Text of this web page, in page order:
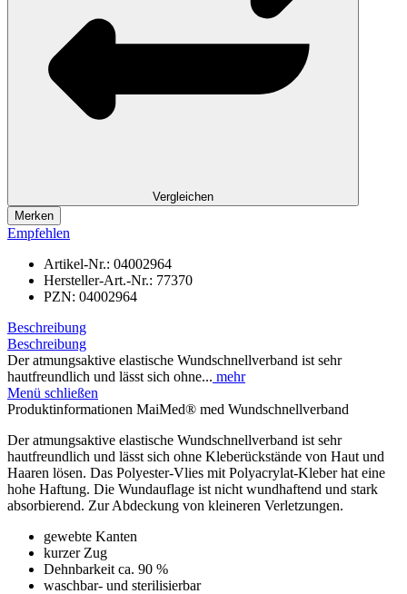
Vergleichen
Merken
Empfehlen
Artikel-Nr.: 04002964
Hersteller-Art.-Nr.: 77370
PZN: 04002964
Beschreibung
Beschreibung
Der atmungsaktive elastische Wundschnellverband ist sehr
hautfreundlich und lässt sich ohne... mehr
Menü schließen
Produktinformationen MaiMed® med Wundschnellverband
Der atmungsaktive elastische Wundschnellverband ist sehr
hautfreundlich und lässt sich ohne Kleberückstände von Haut und
Haaren lösen. Das Polyester-Vlies mit Polyacrylat-Kleber hat eine
hohe Haftung. Die Wundauflage ist nicht wundhaftend und stark
absorbierend. Zur Abdeckung von kleineren Verletzungen.
gewebte Kanten
kurzer Zug
Dehnbarkeit ca. 90 %
waschbar- und sterilisierbar